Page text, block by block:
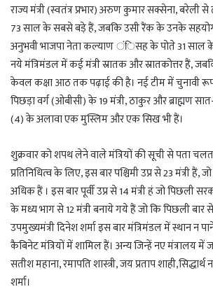
राज्य मंत्री (स्वतंत्र प्रभार) अरुण कुमार सक्सेना, बरेली से
73 साल के सबसे बड़े हैं, जबकि उसी रैंक के उनके
अनुभवी भाजपा नेता कल्याण ंिसह के पोते 31 साल
नये मंत्रिमंडल में कई मंत्री स्रातक और स्रातकोत्तर हैं,
केवल कक्षा आठ तक पढ़ाई की है। नई टीम में चुनावी
पिछड़ा वर्ग (ओबीसी) के 19 मंत्री, ठाकुर और ब्राह्मण
(4) के अलावा एक मुस्लिम और एक सिख भी हैं।
शुक्रवार को शपथ लेने वाले मंत्रियों की सूची से पता
प्रतिनिधित्व के लिए, इस बार पश्चिमी उप्र से 23 मंत्री हैं,
अधिक हैं । इस बार पूर्वी उप्र से 14 मंत्री हं जो पिछली
के मध्य भाग से 12 मंत्री बनाये गये हैं जो कि पिछली
उपमुख्यमंत्री दिनेश शर्मा इस बार मंत्रिमंडल में स्थान न
कैबिनेट मंत्रियों में शामिल हैं। अन्य जिन्हें नए मंत्रालय में
सतीश महाना, रमापति शास्त्री, जय प्रताप
शर्मा।